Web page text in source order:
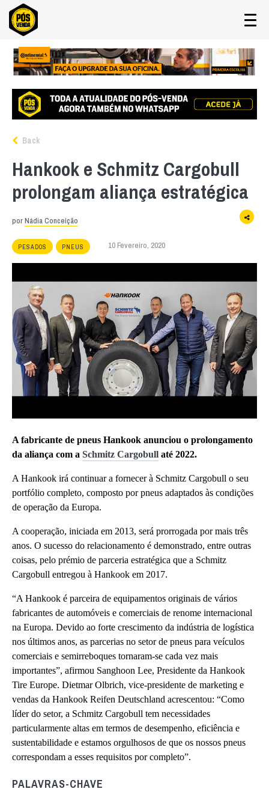
Back
Hankook e Schmitz Cargobull
prolongam aliança estratégica
porNádia Conceição
PESADOS PNEUS 10 Fevereiro, 2020
A fabricante de pneus Hankook anunciou o prolongamento
da aliança com a Schmitz Cargobull até 2022.
A Hankook irá continuar a fornecer à Schmitz Cargobull o seu
portfólio completo, composto por pneus adaptados às condições
de operação da Europa.
A cooperação, iniciada em 2013, será prorrogada por mais três
anos. O sucesso do relacionamento é demonstrado, entre outras
coisas, pelo prémio de parceria estratégica que a Schmitz
Cargobull entregou à Hankook em 2017.
“A Hankook é parceira de equipamentos originais de vários
fabricantes de automóveis e comerciais de renome internacional
na Europa. Devido ao forte crescimento da indústria de logística
nos últimos anos, as parcerias no setor de pneus para veículos
comerciais e semirreboques tornaram-se cada vez mais
importantes”, afirmou Sanghoon Lee, Presidente da Hankook
Tire Europe. Dietmar Olbrich, vice-presidente de marketing e
vendas da Hankook Reifen Deutschland acrescentou: “Como
líder do setor, a Schmitz Cargobull tem necessidades
particularmente altas em termos de desempenho, eficiência e
sustentabilidade e estamos orgulhosos de que os nossos pneus
correspondam a esses requisitos por completo”.
PALAVRAS-CHAVE